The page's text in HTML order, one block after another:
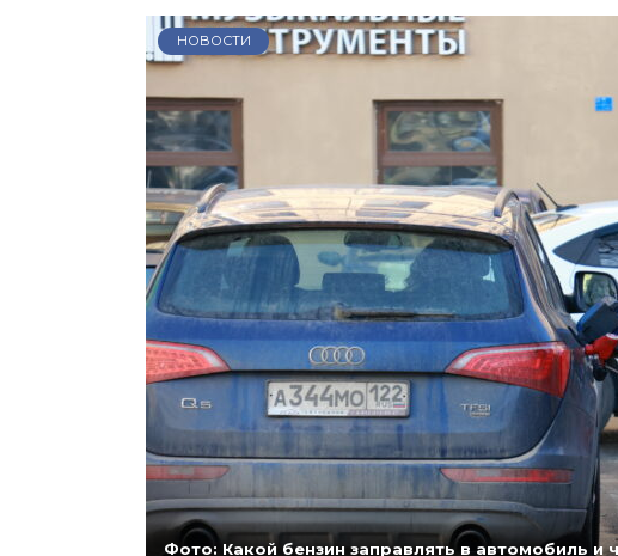
НОВОСТИ
Фото: Какой бензин заправлять в автомобиль и